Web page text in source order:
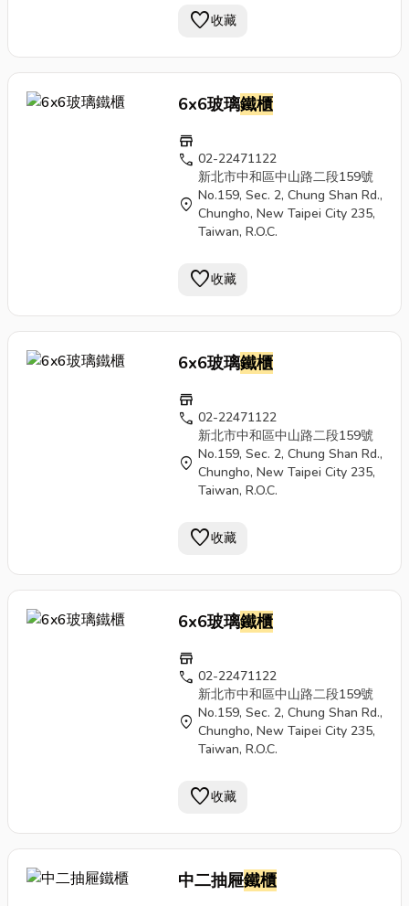
favorite收藏
6x6玻璃鐵櫃
store
call 02-22471122
location_on
新北市中和區中山路二段159號
No.159, Sec. 2, Chung Shan Rd.,
Chungho, New Taipei City 235,
Taiwan, R.O.C.
favorite收藏
6x6玻璃鐵櫃
store
call 02-22471122
location_on
新北市中和區中山路二段159號
No.159, Sec. 2, Chung Shan Rd.,
Chungho, New Taipei City 235,
Taiwan, R.O.C.
favorite收藏
6x6玻璃鐵櫃
store
call 02-22471122
location_on
新北市中和區中山路二段159號
No.159, Sec. 2, Chung Shan Rd.,
Chungho, New Taipei City 235,
Taiwan, R.O.C.
favorite收藏
中二抽屜鐵櫃